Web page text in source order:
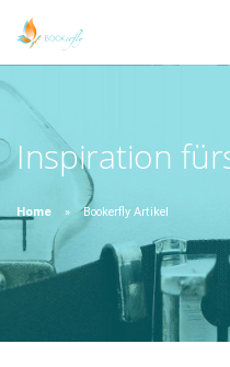
Inspiration
Home Bookerfly Artikel